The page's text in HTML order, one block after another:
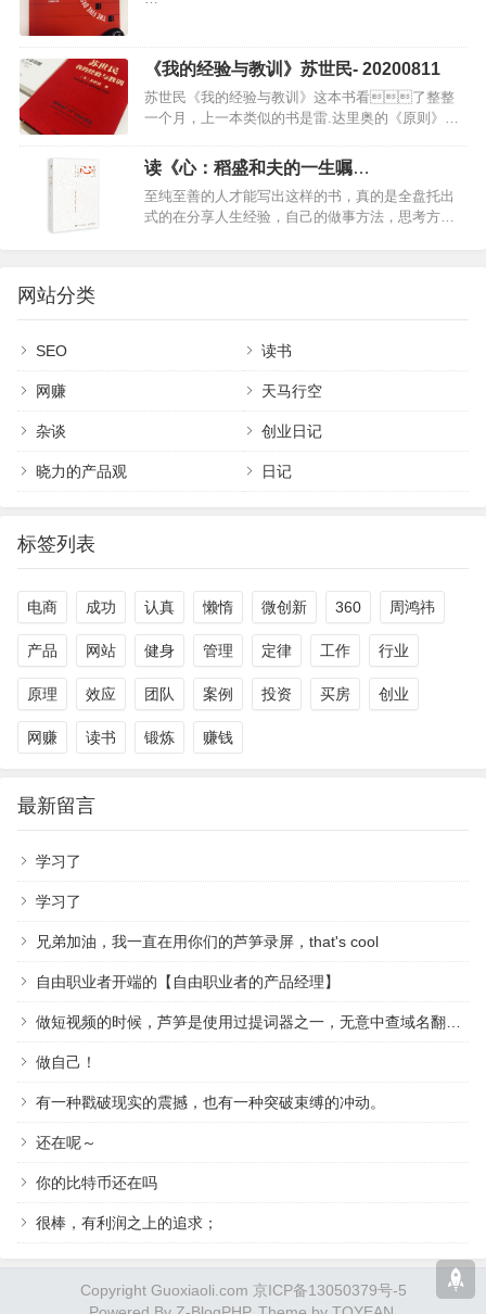
《我的经验与教训》苏世民- 20200811
苏世民《我的经验与教训》这本书看了整整
一个月，上一本类似的书是雷.达里奥的《原则》，
读《心：稻盛和夫的一生嘱
托》-20201026
至纯至善的人才能写出这样的书，真的是全盘托出
式的在分享人生经验，自己的做事方法，思考方
网站分类
SEO 读书
网赚 天马行空
杂谈 创业日记
晓力的产品观 日记
标签列表
电商 成功 认真 懒惰 微创新 360 周鸿祎
产品 网站 健身 管理 定律 工作 行业
原理 效应 团队 案例 投资 买房 创业
网赚 读书 锻炼 赚钱
最新留言
学习了
学习了
兄弟加油，我一直在用你们的芦笋录屏，that's cool
自由职业者开端的【自由职业者的产品经理】
做短视频的时候，芦笋是使用过提词器之一，无意中查域名翻到作者，祝越来越好
做自己！
有一种戳破现实的震撼，也有一种突破束缚的冲动。
还在呢～
你的比特币还在吗
很棒，有利润之上的追求；
Copyright Guoxiaoli.com 京ICP备13050379号-5